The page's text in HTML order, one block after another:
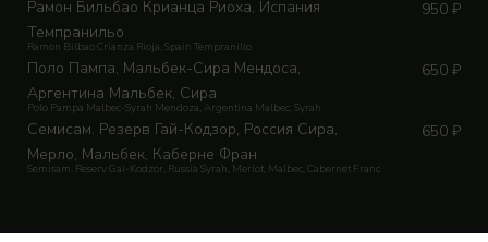
Рамон Бильбао Крианца Риоха, Испания
Темпранильо
950 ₽
Ramon Bilbao Crianza Rioja, Spain Tempranillo
Поло Пампа, Мальбек-Сира Мендоса,
Аргентина Мальбек, Сира
650 ₽
Polo Pampa Malbec-Syrah Mendoza, Argentina Malbec, Syrah
Семисам. Резерв Гай-Кодзор, Россия Сира,
Мерло, Мальбек, Каберне Фран
650 ₽
Semisam. Rеserv Gai-Kodzor, Russia Syrah, Merlot, Malbec, Cabernet Franc